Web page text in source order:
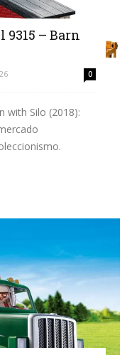
– Barn
0
with Silo (2018):